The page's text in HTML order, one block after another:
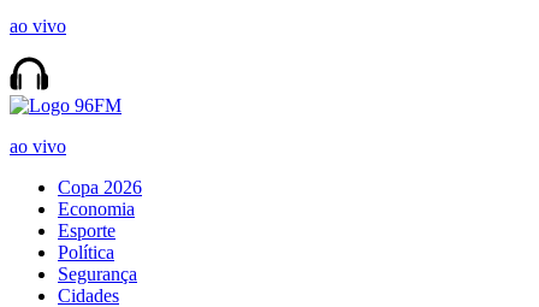
ao vivo
ao vivo
Copa 2026
Economia
Esporte
Política
Segurança
Cidades